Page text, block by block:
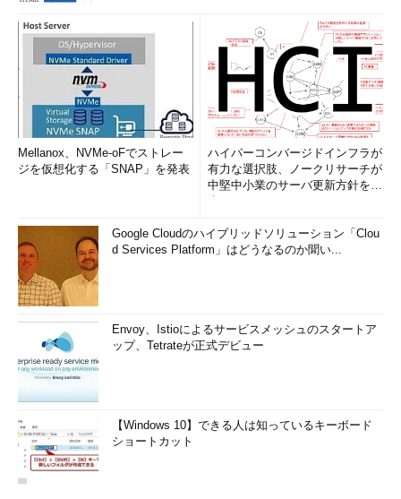
Mellanox、NVMe-oFでストレー
ジを仮想化する「SNAP」を発表
ハイパーコンバージドインフラが
有力な選択肢、ノークリサーチが
中堅中小業のサーバ更新方針を調
Google Cloudのハイブリッドソリューション「Clou
d Services Platform」はどうなるのか聞い...
Envoy、Istioによるサービスメッシュのスタートア
ップ、Tetrateが正式デビュー
【Windows 10】できる人は知っているキーボード
ショートカット